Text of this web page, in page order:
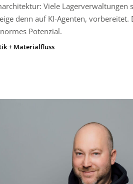
Viele Lagerverwaltungen
denn auf KI-Agenten, vorbereitet.
Potenzial.
+ Materialfluss